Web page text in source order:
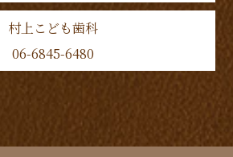
村上こども歯科
06-6845-6480